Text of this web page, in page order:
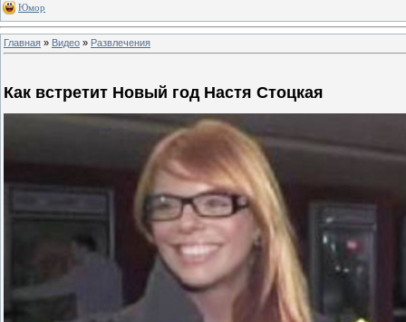
Юмор
Главная » Видео » Развлечения
Как встретит Новый год Настя Стоцкая